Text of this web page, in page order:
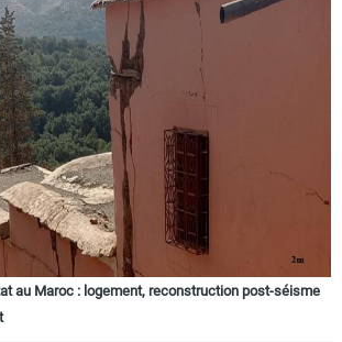
au Maroc : logement, reconstruction post-séisme